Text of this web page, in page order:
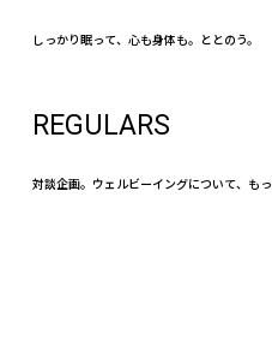
しっかり眠って、心も身体も。ととのう。
REGULARS
対談企画。ウェルビーイングについて、もっ